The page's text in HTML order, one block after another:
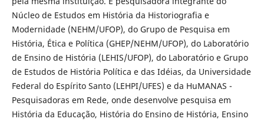
Núcleo de Estudos em História da Historiografia e
Modernidade (NEHM/UFOP), do Grupo de Pesquisa em
História, Ética e Política (GHEP/NEHM/UFOP), do Laboratório
de Ensino de História (LEHIS/UFOP), do Laboratório e Grupo
de Estudos de História Política e das Idéias, da Universidade
Federal do Espírito Santo (LEHPI/UFES) e da HuMANAS -
Pesquisadoras em Rede, onde desenvolve pesquisa em
História da Educação, História do Ensino de História, Ensino